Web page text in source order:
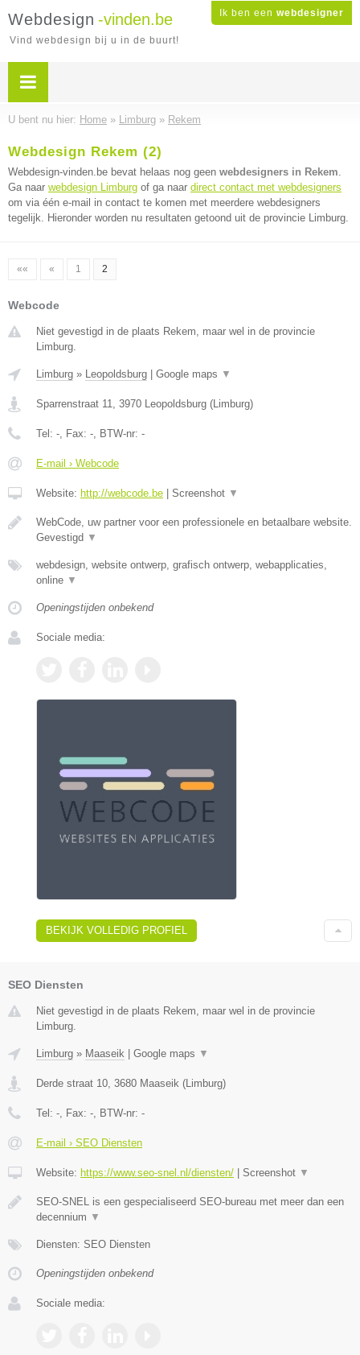
Ik ben een webdesigner
Webdesign -vinden.be
Vind webdesign bij u in de buurt!
U bent nu hier: Home » Limburg » Rekem
Webdesign Rekem (2)
Webdesign-vinden.be bevat helaas nog geen webdesigners in Rekem.
Ga naar webdesign Limburg of ga naar direct contact met webdesigners
om via één e-mail in contact te komen met meerdere webdesigners
tegelijk. Hieronder worden nu resultaten getoond uit de provincie Limburg.
«« « 1 2
Webcode
Niet gevestigd in de plaats Rekem, maar wel in de provincie
Limburg.
Limburg » Leopoldsburg Google maps ▼
Sparrenstraat 11, 3970 Leopoldsburg (Limburg)
Tel: -, Fax: -, BTW-nr: -
E-mail › Webcode
Website: http://webcode.be Screenshot ▼
WebCode, uw partner voor een professionele en betaalbare website.
Gevestigd ▼
webdesign, website ontwerp, grafisch ontwerp, webapplicaties,
online ▼
Openingstijden onbekend
Sociale media:
BEKIJK VOLLEDIG PROFIEL
SEO Diensten
Niet gevestigd in de plaats Rekem, maar wel in de provincie
Limburg.
Limburg » Maaseik Google maps ▼
Derde straat 10, 3680 Maaseik (Limburg)
Tel: -, Fax: -, BTW-nr: -
E-mail › SEO Diensten
Website: https://www.seo-snel.nl/diensten/ Screenshot ▼
SEO-SNEL is een gespecialiseerd SEO-bureau met meer dan een
decennium ▼
Diensten: SEO Diensten
Openingstijden onbekend
Sociale media: